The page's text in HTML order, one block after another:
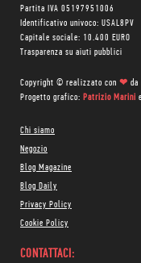
Partita IVA 05197951006
Identificativo univoco: USAL8PV
Capitale sociale: 10.400 EURO
Trasparenza su aiuti pubblici
Copyright © realizzato con ❤ da
Progetto grafico: Patrizio Marini e
Chi siamo
Negozio
Blog Magazine
Blog Daily
Privacy Policy
Cookie Policy
CONTATTACI: